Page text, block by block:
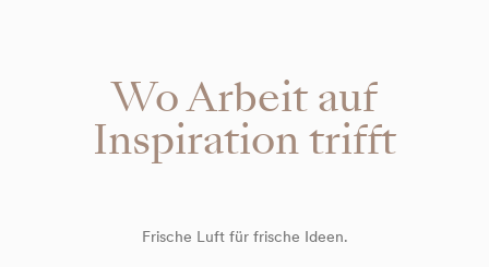
Wo Arbeit auf
Inspiration trifft
Frische Luft für frische Ideen.